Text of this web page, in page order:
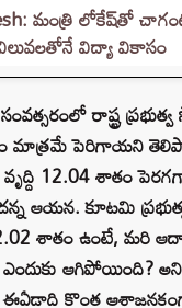
మంత్రి లోకేష్‌తో
విద్యా వికాసం
రాష్ట్ర
మాత్రమే పెరిగాయని
12.04 శాతం
ఆయన. కూటమి
శాతం ఉంటే, మరి
ఆగిపోయింది? అని
కొంత ఆశాజనకంగా